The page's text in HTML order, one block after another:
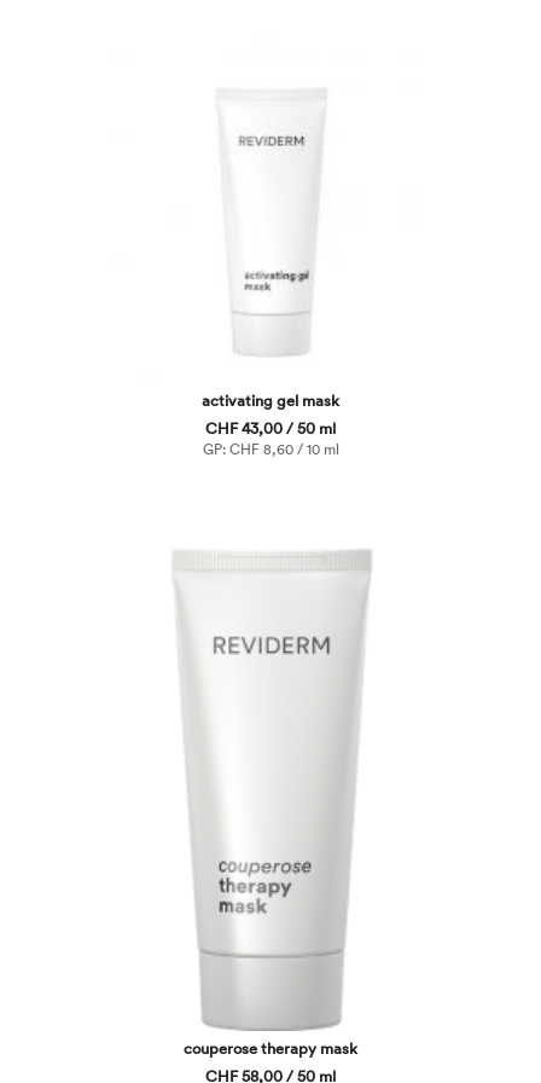
activating gel mask
CHF 43,00 / 50 ml
GP: CHF 8,60 / 10 ml
couperose therapy mask
CHF 58,00 / 50 ml